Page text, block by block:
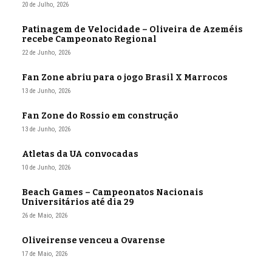
20 de Julho, 2026
Patinagem de Velocidade – Oliveira de Azeméis
recebe Campeonato Regional
22 de Junho, 2026
Fan Zone abriu para o jogo Brasil X Marrocos
13 de Junho, 2026
Fan Zone do Rossio em construção
13 de Junho, 2026
Atletas da UA convocadas
10 de Junho, 2026
Beach Games – Campeonatos Nacionais
Universitários até dia 29
26 de Maio, 2026
Oliveirense venceu a Ovarense
17 de Maio, 2026